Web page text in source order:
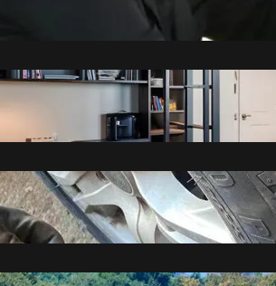
dronova u Srbiji
Koliko zaista vredi vaš stan?
otkriva cenu, ali stručnjaci
na veliku zamku!
avgust 7, 2026
Da li nove gume treba postaviti
ili nazad
avgust 7, 2026
„Samo je detonator zakazao“: